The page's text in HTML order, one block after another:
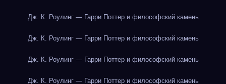
Дж. К. Роулинг — Гарри Поттер и философский камень
Дж. К. Роулинг — Гарри Поттер и философский камень
Дж. К. Роулинг — Гарри Поттер и философский камень
Дж. К. Роулинг — Гарри Поттер и философский камень